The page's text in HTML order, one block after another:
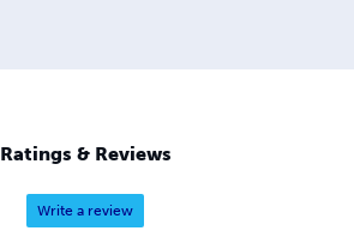
Ratings & Reviews
Write a review